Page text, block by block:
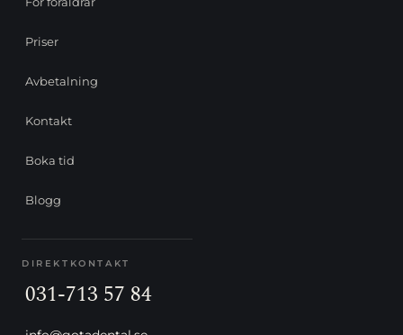
Priser
Avbetalning
Kontakt
Boka tid
Blogg
DIREKTKONTAKT
031-713 57 84